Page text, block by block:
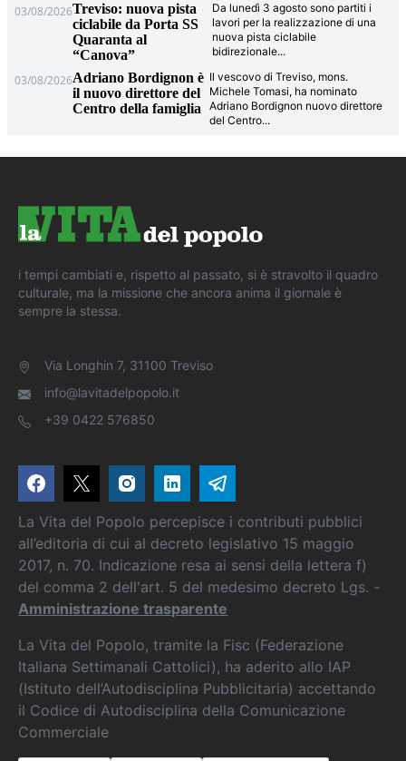
03/08/2026Treviso: nuova pista
ciclabile da Porta SS
Quaranta al
“Canova”
Da lunedì 3 agosto sono partiti i
lavori per la realizzazione di una
nuova pista ciclabile
bidirezionale...
03/08/2026Adriano Bordignon è
il nuovo direttore del
Centro della famiglia
Il vescovo di Treviso, mons.
Michele Tomasi, ha nominato
Adriano Bordignon nuovo direttore
del Centro...
i tempi cambiati e, rispetto al passato, si è stravolto il quadro
culturale, ma la missione che ancora anima il giornale è
sempre la stessa.
Via Longhin 7, 31100 Treviso
info@lavitadelpopolo.it
+39 0422 576850
La Vita del Popolo percepisce i contributi pubblici
all’editoria di cui al decreto legislativo 15 maggio
2017, n. 70. Indicazione resa ai sensi della lettera f)
del comma 2 dell'art. 5 del medesimo decreto Lgs. -
Amministrazione trasparente
La Vita del Popolo, tramite la Fisc (Federazione
Italiana Settimanali Cattolici), ha aderito allo IAP
(Istituto dell’Autodisciplina Pubblicitaria) accettando
il Codice di Autodisciplina della Comunicazione
Commerciale